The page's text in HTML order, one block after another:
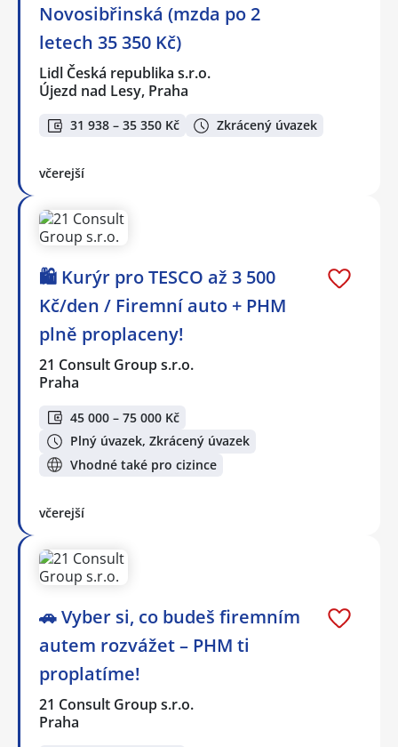
Novosibřinská (mzda po 2
letech 35 350 Kč)
Lidl Česká republika s.r.o.
Újezd nad Lesy, Praha
31 938 – 35 350 Kč Zkrácený úvazek
včerejší
🛍️ Kurýr pro TESCO až 3 500
Kč/den / Firemní auto + PHM
plně proplaceny!
21 Consult Group s.r.o.
Praha
45 000 – 75 000 Kč
Plný úvazek, Zkrácený úvazek
Vhodné také pro cizince
včerejší
🚗 Vyber si, co budeš firemním
autem rozvážet – PHM ti
proplatíme!
21 Consult Group s.r.o.
Praha